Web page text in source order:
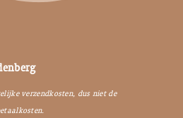
verzendkosten, dus niet de